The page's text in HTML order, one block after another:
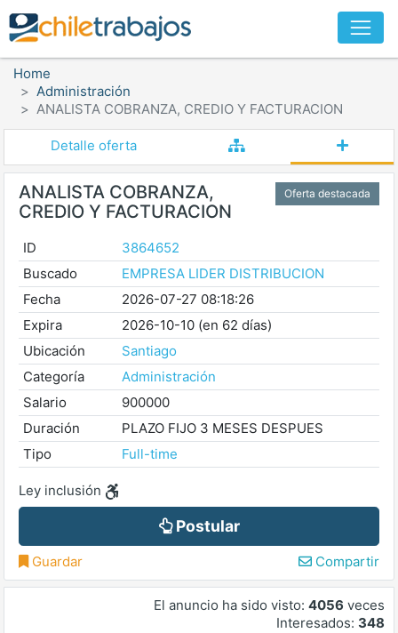
Home
Administración
ANALISTA COBRANZA, CREDIO Y FACTURACION
Detalle oferta
Oferta destacada
ANALISTA COBRANZA,
CREDIO Y FACTURACION
ID
3864652
Buscado
EMPRESA LIDER DISTRIBUCION
Fecha
2026-07-27 08:18:26
Expira
2026-10-10 (en 62 días)
Ubicación
Santiago
Categoría
Administración
Salario
900000
Duración
PLAZO FIJO 3 MESES DESPUES
Tipo
Full-time
Ley inclusión
Postular
Guardar Compartir
El anuncio ha sido visto: 4056 veces
Interesados: 348